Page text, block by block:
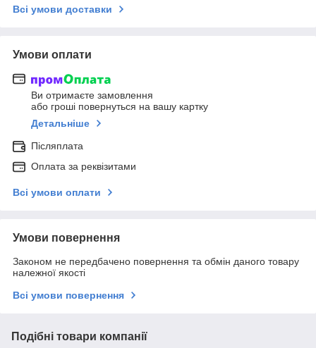
Всі умови доставки
Умови оплати
Ви отримаєте замовлення
або гроші повернуться на вашу картку
Детальніше
Післяплата
Оплата за реквізитами
Всі умови оплати
Умови повернення
Законом не передбачено повернення та обмін даного товару
належної якості
Всі умови повернення
Подібні товари компанії